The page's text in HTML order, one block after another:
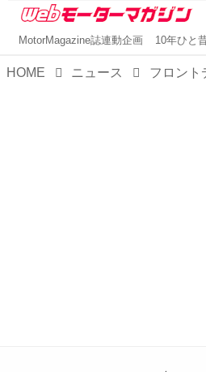
MotorMagazine誌連動企画 10年ひと
HOME ニュース